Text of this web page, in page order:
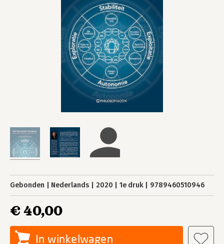
Gebonden Nederlands 2020 1e druk 9789460510946
€ 40,00
In winkelwagen